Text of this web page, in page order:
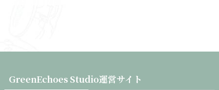
GreenEchoes Studio運営サイト